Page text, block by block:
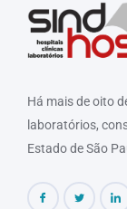
Há mais de oito
laboratórios,
Estado de São